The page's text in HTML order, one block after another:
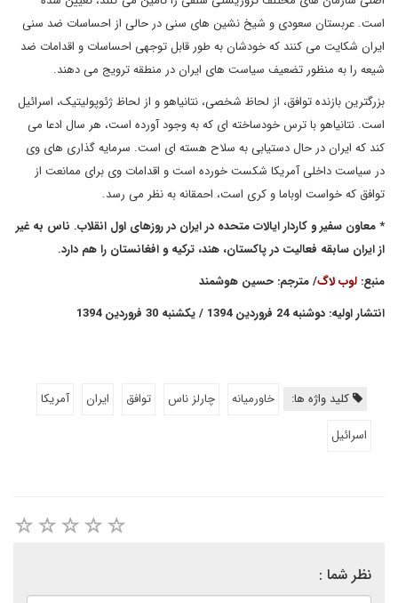
است. عربستان سعودی و شیخ نشین های سنی در حالی از احساسات ضد سنی
ایران شکایت می کنند که خودشان به طور قابل توجهی احساسات و اقدامات ضد
شیعه را به منظور تضعیف سیاست های ایران در منطقه ترویج می دهند.
بزرگترین بازنده توافق، از لحاظ شخصی، نتانیاهو و از لحاظ ژئوپولیتیک، اسرائیل
است. نتانیاهو با ترس خودساخته ای که به وجود آورده است، هر سال ادعا می
کند که ایران در حال دستیابی به سلاح هسته ای است. سرمایه گذاری های وی
در سیاست داخلی آمریکا شکست خورده است و اقدامات وی برای ممانعت از
توافق که خواست اوباما و کری است، احمقانه به نظر می رسد.
* معاون سفیر و کاردار ایالات متحده در ایران در روزهای اول انقلاب. ناس به غیر
از ایران سابقه فعالیت در پاکستان، هند، ترکیه و افغانستان را هم دارد.
منبع: لوب لاگ/ مترجم: حسین هوشمند
انتشار اولیه: دوشنبه 24 فروردین 1394 / یکشنبه 30 فروردین 1394
کلید واژه ها: خاورمیانه چارلز ناس توافق ايران
آمريكا
اسرائيل
نظر شما :